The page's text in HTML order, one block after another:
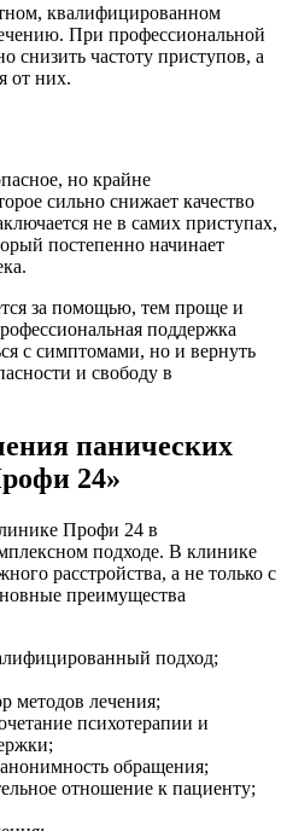
квалифицированном
При профессиональной
снизить частоту приступов, а
от них.
но крайне
сильно снижает качество
не в самих приступах,
постепенно начинает
за помощью, тем проще и
поддержка
с симптомами, но и вернуть
и свободу в
панических
24»
Профи 24 в
подходе. В клинике
расстройства, а не только с
преимущества
подход;
методов лечения;
психотерапии и
обращения;
отношение к пациенту;